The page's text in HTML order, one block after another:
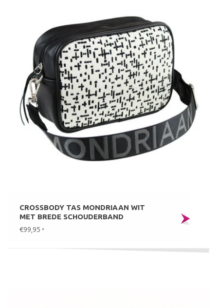
CROSSBODY TAS MONDRIAAN WIT
MET BREDE SCHOUDERBAND
€99,95 *